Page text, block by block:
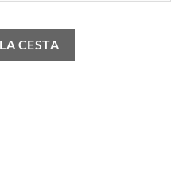
CESTA